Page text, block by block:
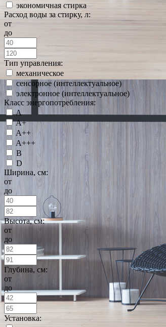
экономичная стирка
Расход воды за стирку, л:
от
до
Тип управления:
механическое
сенсорное (интеллектуальное)
электронное (интеллектуальное)
Класс энергопотребления:
A
A+
A++
A+++
B
D
Ширина, см:
от
до
Высота, см:
от
до
Глубина, см:
от
до
Установка: